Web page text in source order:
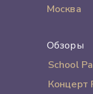
Москва
Обзоры
School
Концерт